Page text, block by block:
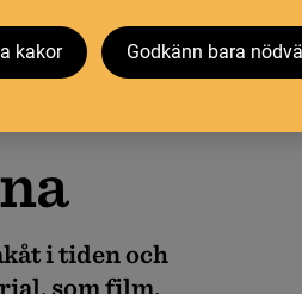
kakor Godkänn bara
i tiden och
som film,